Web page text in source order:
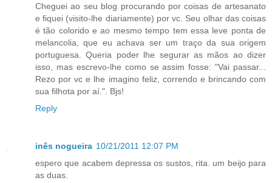
Cheguei ao seu blog procurando por coisas de artesanato
e fiquei (visito-lhe diariamente) por vc. Seu olhar das coisas
é tão colorido e ao mesmo tempo tem essa leve ponta de
melancolia, que eu achava ser um traço da sua origem
portuguesa. Queria poder lhe segurar as mãos ao dizer
isso, mas escrevo-lhe como se assim fosse: "Vai passar...
Rezo por vc e lhe imagino feliz, correndo e brincando com
sua filhota por aí.". Bjs!
Reply
inês nogueira 10/21/2011 12:07 PM
espero que acabem depressa os sustos, rita. um beijo para
as duas.